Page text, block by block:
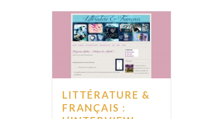
LITTÉRATURE &
FRANÇAIS :